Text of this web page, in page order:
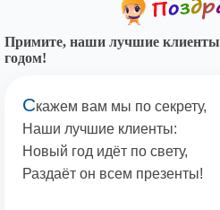
Примите, наши лучшие
годом!
Скажем вам мы по секрету,
Наши лучшие клиенты:
Новый год идёт по свету,
Раздаёт он всем презенты!